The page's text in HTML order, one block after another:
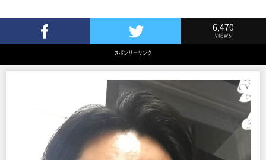
Twitterでツイート
6,470
VIEWS
スポンサーリンク